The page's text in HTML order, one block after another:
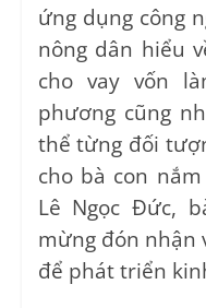
ứng dụng công
nông dân hiểu
cho vay vốn
phương cũng
thể từng đối
cho bà con
Lê Ngọc Đức,
mừng đón nhận
để phát triển